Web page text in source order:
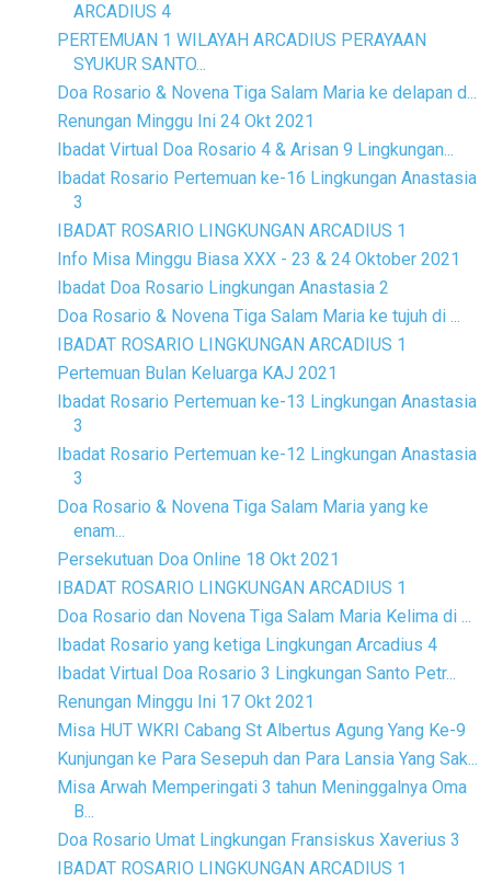
ARCADIUS 4
PERTEMUAN 1 WILAYAH ARCADIUS PERAYAAN
SYUKUR SANTO...
Doa Rosario & Novena Tiga Salam Maria ke delapan d...
Renungan Minggu Ini 24 Okt 2021
Ibadat Virtual Doa Rosario 4 & Arisan 9 Lingkungan...
Ibadat Rosario Pertemuan ke-16 Lingkungan Anastasia
3
IBADAT ROSARIO LINGKUNGAN ARCADIUS 1
Info Misa Minggu Biasa XXX - 23 & 24 Oktober 2021
Ibadat Doa Rosario Lingkungan Anastasia 2
Doa Rosario & Novena Tiga Salam Maria ke tujuh di ...
IBADAT ROSARIO LINGKUNGAN ARCADIUS 1
Pertemuan Bulan Keluarga KAJ 2021
Ibadat Rosario Pertemuan ke-13 Lingkungan Anastasia
3
Ibadat Rosario Pertemuan ke-12 Lingkungan Anastasia
3
Doa Rosario & Novena Tiga Salam Maria yang ke
enam...
Persekutuan Doa Online 18 Okt 2021
IBADAT ROSARIO LINGKUNGAN ARCADIUS 1
Doa Rosario dan Novena Tiga Salam Maria Kelima di ...
Ibadat Rosario yang ketiga Lingkungan Arcadius 4
Ibadat Virtual Doa Rosario 3 Lingkungan Santo Petr...
Renungan Minggu Ini 17 Okt 2021
Misa HUT WKRI Cabang St Albertus Agung Yang Ke-9
Kunjungan ke Para Sesepuh dan Para Lansia Yang Sak...
Misa Arwah Memperingati 3 tahun Meninggalnya Oma
B...
Doa Rosario Umat Lingkungan Fransiskus Xaverius 3
IBADAT ROSARIO LINGKUNGAN ARCADIUS 1